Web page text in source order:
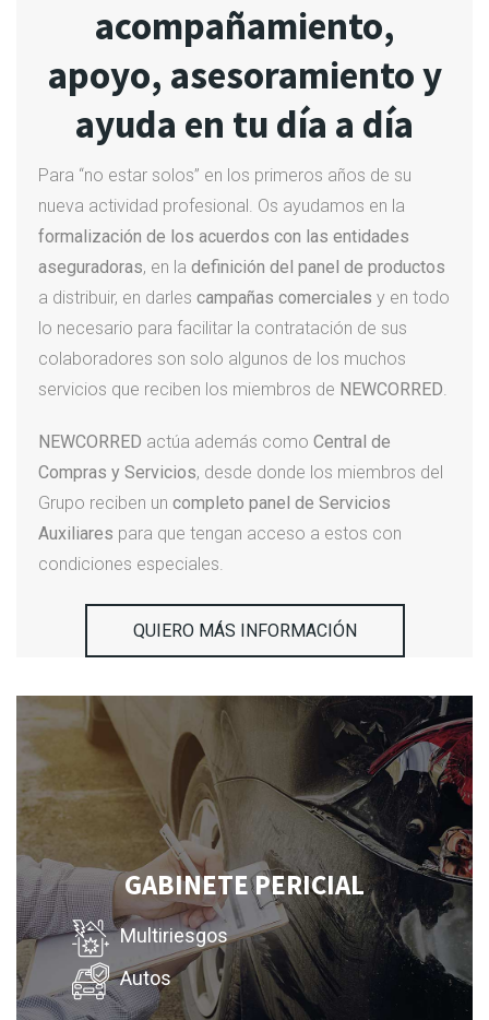
acompañamiento,
apoyo, asesoramiento y
ayuda en tu día a día
Para “no estar solos” en los primeros años de su
nueva actividad profesional. Os ayudamos en la
formalización de los acuerdos con las entidades
aseguradoras, en la definición del panel de productos
a distribuir, en darles campañas comerciales y en todo
lo necesario para facilitar la contratación de sus
colaboradores son solo algunos de los muchos
servicios que reciben los miembros de NEWCORRED.
NEWCORRED actúa además como Central de
Compras y Servicios, desde donde los miembros del
Grupo reciben un completo panel de Servicios
Auxiliares para que tengan acceso a estos con
condiciones especiales.
QUIERO MÁS INFORMACIÓN
GABINETE PERICIAL
Multiriesgos
Autos